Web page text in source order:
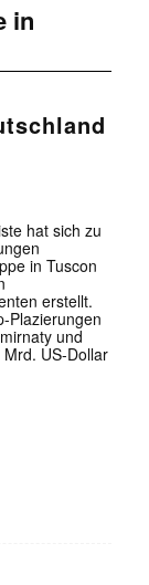
in
hat sich zu
in Tuscon
erstellt.
Plazierungen
und
US-Dollar